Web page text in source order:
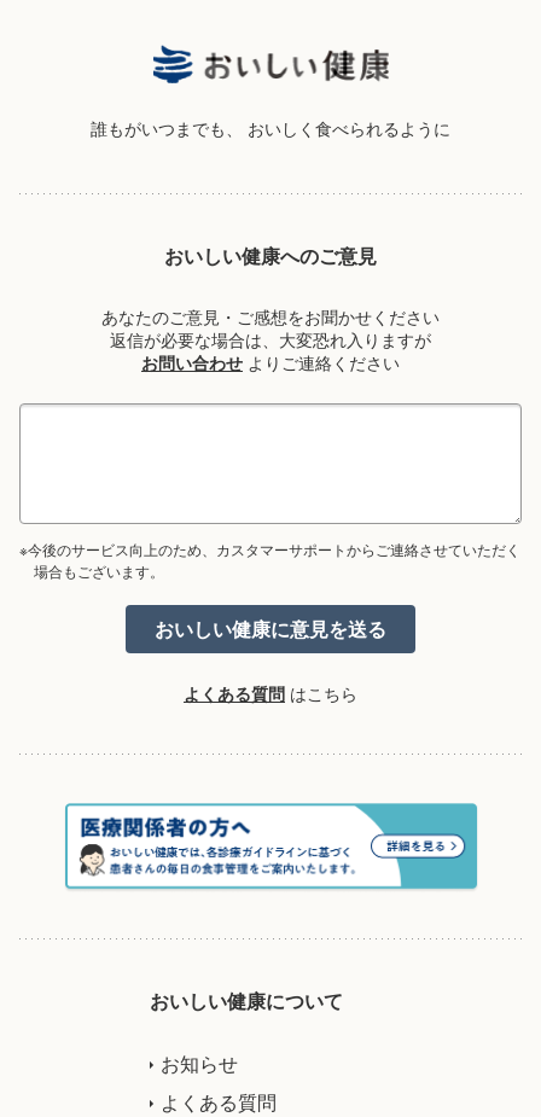
誰もがいつまでも、 おいしく食べられるように
おいしい健康へのご意見
あなたのご意見・ご感想をお聞かせください
返信が必要な場合は、大変恐れ入りますが
お問い合わせ よりご連絡ください
※今後のサービス向上のため、カスタマーサポートからご連絡させていただく
場合もございます。
よくある質問 はこちら
おいしい健康について
お知らせ
よくある質問